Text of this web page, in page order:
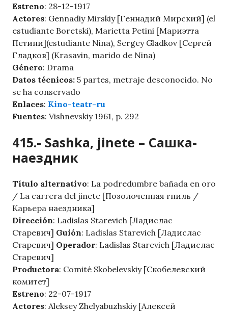
Estreno: 28-12-1917
Actores: Gennadiy Mirskiy [Геннадий Мирский] (el
estudiante Boretski), Marietta Petini [Мариэтта
Петини](estudiante Nina), Sergey Gladkov [Сергей
Гладков] (Krasavin, marido de Nina)
Género: Drama
Datos técnicos: 5 partes, metraje desconocido. No
se ha conservado
Enlaces: Kino-teatr-ru
Fuentes: Vishnevskiy 1961, p. 292
415.- Sashka, jinete – Сашка-
наездник
Título alternativo: La podredumbre bañada en oro
/ La carrera del jinete [Позолоченная гниль /
Карьера наездника]
Dirección: Ladislas Starevich [Ладислас
Старевич] Guión: Ladislas Starevich [Ладислас
Старевич] Operador: Ladislas Starevich [Ладислас
Старевич]
Productora: Comité Skobelevskiy [Скобелевский
комитет]
Estreno: 22-07-1917
Actores: Aleksey Zhelyabuzhskiy [Алексей